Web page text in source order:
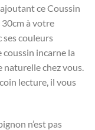
ce Coussin
à votre
couleurs
incarne la
chez vous.
lecture, il vous
n’est pas